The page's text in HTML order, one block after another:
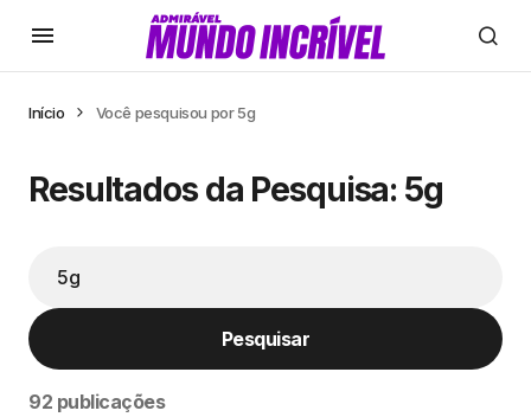
Início Você pesquisou por 5g
Resultados da Pesquisa: 5g
Pesquisar
92 publicações